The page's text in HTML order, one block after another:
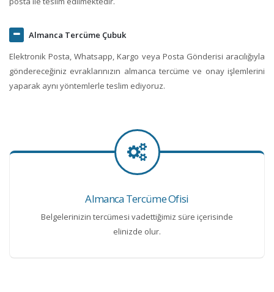
Almanca Tercüme Çubuk
Elektronik Posta, Whatsapp, Kargo veya Posta Gönderisi aracılığıyla
göndereceğiniz evraklarınızın almanca tercüme ve onay işlemlerini
yaparak aynı yöntemlerle teslim ediyoruz.
Almanca Tercüme Ofisi
Belgelerinizin tercümesi vadettiğimiz süre içerisinde
elinizde olur.